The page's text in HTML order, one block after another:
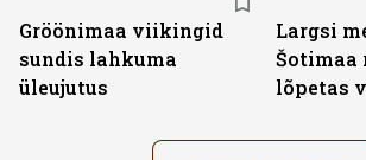
Gröönimaa viikingid
sundis lahkuma
üleujutus
Largsi
Šotimaa
lõpetas